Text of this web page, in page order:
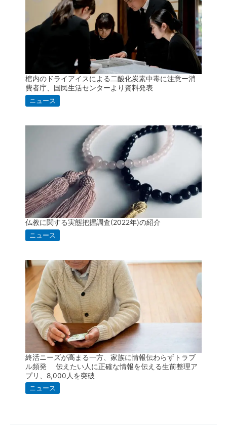
棺内のドライアイスによる二酸化炭素中毒に注意ー消
費者庁、国民生活センターより資料発表
ニュース
仏教に関する実態把握調査(2022年)の紹介
ニュース
終活ニーズが高まる一方、家族に情報伝わらずトラブ
ル頻発 伝えたい人に正確な情報を伝える生前整理ア
プリ、8,000人を突破
ニュース